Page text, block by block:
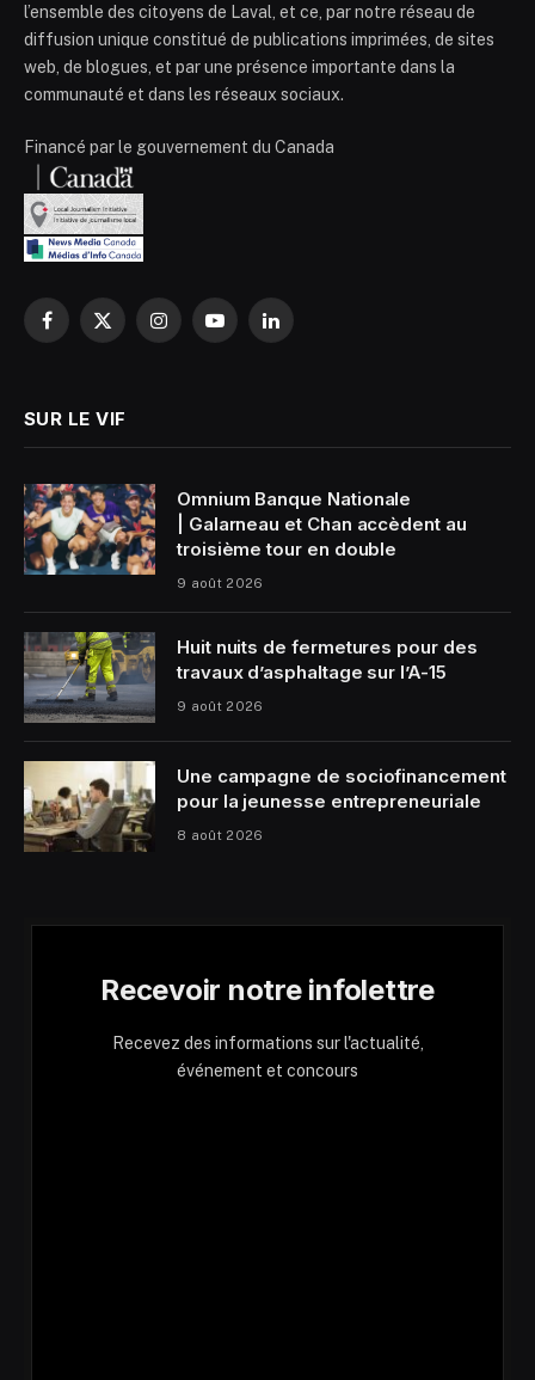
l’ensemble des citoyens de Laval, et ce, par notre réseau de
diffusion unique constitué de publications imprimées, de sites
web, de blogues, et par une présence importante dans la
communauté et dans les réseaux sociaux.
Financé par le gouvernement du Canada
Facebook
X
InstagramYouTubeLinkedIn
SUR LE VIF
Omnium Banque Nationale
| Galarneau et Chan accèdent au
troisième tour en double
9 août 2026
Huit nuits de fermetures pour des
travaux d’asphaltage sur l’A-15
9 août 2026
Une campagne de sociofinancement
pour la jeunesse entrepreneuriale
8 août 2026
Recevoir notre infolettre
Recevez des informations sur l'actualité,
événement et concours